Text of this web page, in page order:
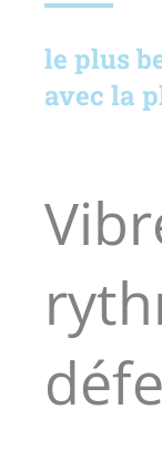
le plus
avec la